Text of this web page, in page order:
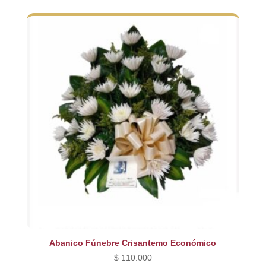
$ 240.000.
Abanico Fúnebre Crisantemo Económico
$110.000